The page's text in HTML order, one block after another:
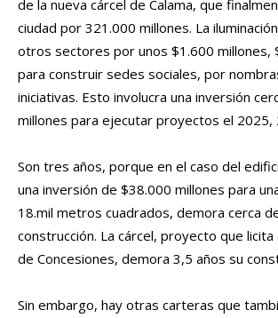
de la nueva cárcel de Calama, que
ciudad por 321.000 millones. La
otros sectores por unos $1.600 millones,
para construir sedes sociales, por
iniciativas. Esto involucra una inversión
millones para ejecutar proyectos el 2025,
Son tres años, porque en el caso del
una inversión de $38.000 millones para
18.mil metros cuadrados, demora cerca
construcción. La cárcel, proyecto que
de Concesiones, demora 3,5 años su
Sin embargo, hay otras carteras que